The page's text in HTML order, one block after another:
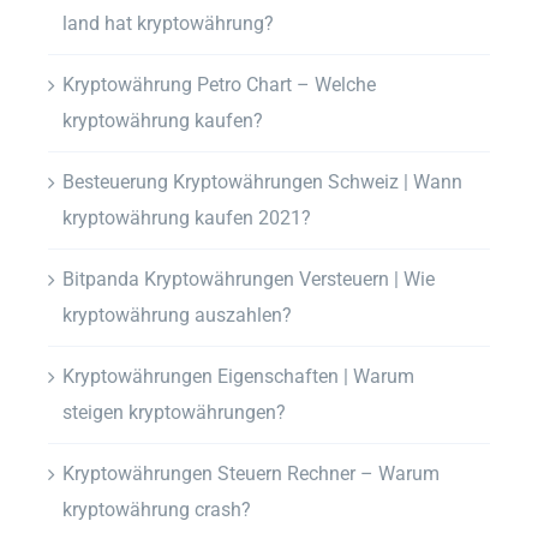
land hat kryptowährung?
Kryptowährung Petro Chart – Welche
kryptowährung kaufen?
Besteuerung Kryptowährungen Schweiz | Wann
kryptowährung kaufen 2021?
Bitpanda Kryptowährungen Versteuern | Wie
kryptowährung auszahlen?
Kryptowährungen Eigenschaften | Warum
steigen kryptowährungen?
Kryptowährungen Steuern Rechner – Warum
kryptowährung crash?